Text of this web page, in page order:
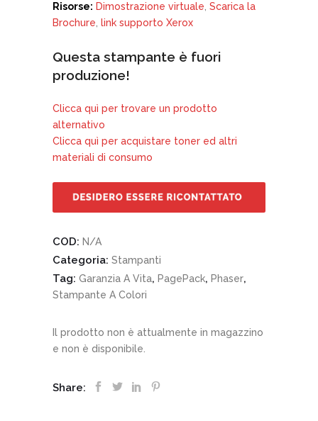
Risorse: Dimostrazione virtuale Scarica la
Brochure
link supporto Xerox
Questa stampante è fuori
produzione!
Clicca quì per trovare un prodotto
alternativo
Clicca quì per acquistare toner ed altri
materiali di consumo
COD: N/A
Categoria: Stampanti
Tag: Garanzia A Vita, PagePack, Phaser,
Stampante A Colori
Il prodotto non è attualmente in magazzino
e non è disponibile.
Share: